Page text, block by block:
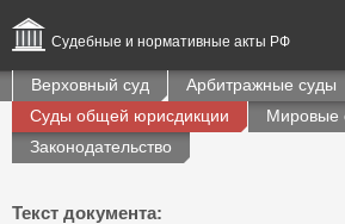
Судебные и нормативные акты РФ
Верховный суд
Арбитражные суды
Суды общей юрисдикции
Мировые
Законодательство
Текст документа: